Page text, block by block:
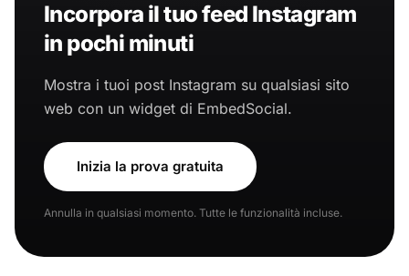
Incorpora il tuo feed Instagram
in pochi minuti
Mostra i tuoi post Instagram su qualsiasi sito
web con un widget di EmbedSocial.
Inizia la prova gratuita
Annulla in qualsiasi momento. Tutte le funzionalità incluse.